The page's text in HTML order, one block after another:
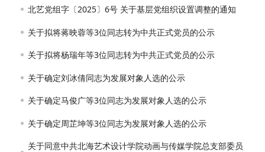
北艺党组字〔2025〕6号 关于基层党组织设置调整的通知
关于拟将蒋映蓉等3位同志转为中共正式党员的公示
关于拟将杨瑞年等3位同志转为中共正式党员的公示
关于确定刘冰倩同志为发展对象人选的公示
关于确定马俊广等3位同志为发展对象人选的公示
关于确定周芷坤等3位同志为发展对象人选的公示
关于同意中共北海艺术设计学院动画与传媒学院总支部委员